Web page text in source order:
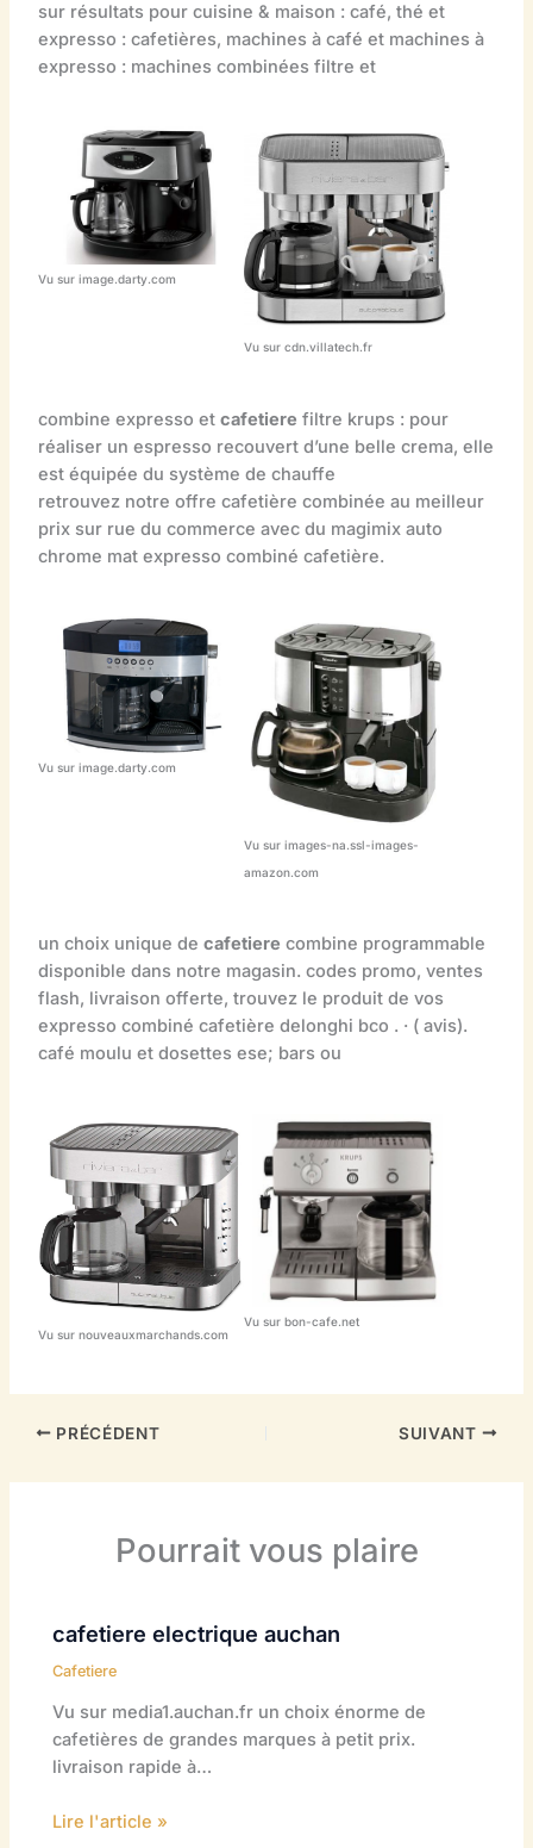
sur résultats pour cuisine & maison : café, thé et
expresso : cafetières, machines à café et machines à
expresso : machines combinées filtre et
Vu sur image.darty.com
Vu sur cdn.villatech.fr
combine expresso et cafetiere filtre krups : pour
réaliser un espresso recouvert d’une belle crema, elle
est équipée du système de chauffe
retrouvez notre offre cafetière combinée au meilleur
prix sur rue du commerce avec du magimix auto
chrome mat expresso combiné cafetière.
Vu sur image.darty.com
Vu sur images-na.ssl-images-
amazon.com
un choix unique de cafetiere combine programmable
disponible dans notre magasin. codes promo, ventes
flash, livraison offerte, trouvez le produit de vos
expresso combiné cafetière delonghi bco . · ( avis).
café moulu et dosettes ese; bars ou
Vu sur nouveauxmarchands.com
Vu sur bon-cafe.net
PRÉCÉDENT SUIVANT
Pourrait vous plaire
cafetiere electrique auchan
Cafetiere
Vu sur media1.auchan.fr un choix énorme de
cafetières de grandes marques à petit prix.
livraison rapide à…
Lire l'article »